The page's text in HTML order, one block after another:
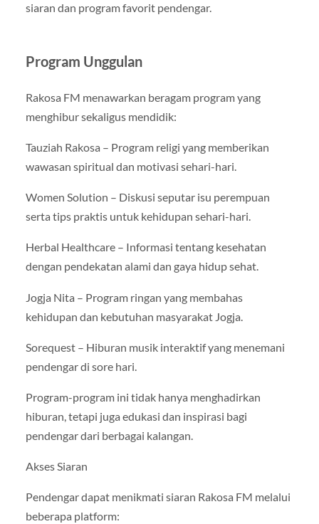
siaran dan program favorit pendengar.
Program Unggulan
Rakosa FM menawarkan beragam program yang
menghibur sekaligus mendidik:
Tauziah Rakosa – Program religi yang memberikan
wawasan spiritual dan motivasi sehari-hari.
Women Solution – Diskusi seputar isu perempuan
serta tips praktis untuk kehidupan sehari-hari.
Herbal Healthcare – Informasi tentang kesehatan
dengan pendekatan alami dan gaya hidup sehat.
Jogja Nita – Program ringan yang membahas
kehidupan dan kebutuhan masyarakat Jogja.
Sorequest – Hiburan musik interaktif yang menemani
pendengar di sore hari.
Program-program ini tidak hanya menghadirkan
hiburan, tetapi juga edukasi dan inspirasi bagi
pendengar dari berbagai kalangan.
Akses Siaran
Pendengar dapat menikmati siaran Rakosa FM melalui
beberapa platform: